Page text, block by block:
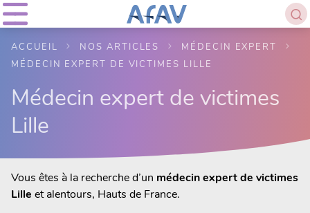
ACCUEIL NOS ARTICLES
MÉDECIN EXPERT
MÉDECIN EXPERT DE VICTIMES LILLE
Médecin expert de victimes
Lille
Vous êtes à la recherche d’un médecin expert de victimes
Lille et alentours, Hauts de France.